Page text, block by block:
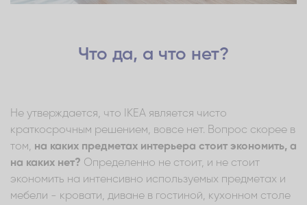
Что да, а что нет?
Не утверждается, что IKEA является чисто
краткосрочным решением, вовсе нет. Вопрос скорее в
том, на каких предметах интерьера стоит экономить, а
на каких нет? Определенно не стоит, и не стоит
экономить на интенсивно используемых предметах и
мебели - кровати, диване в гостиной, кухонном столе